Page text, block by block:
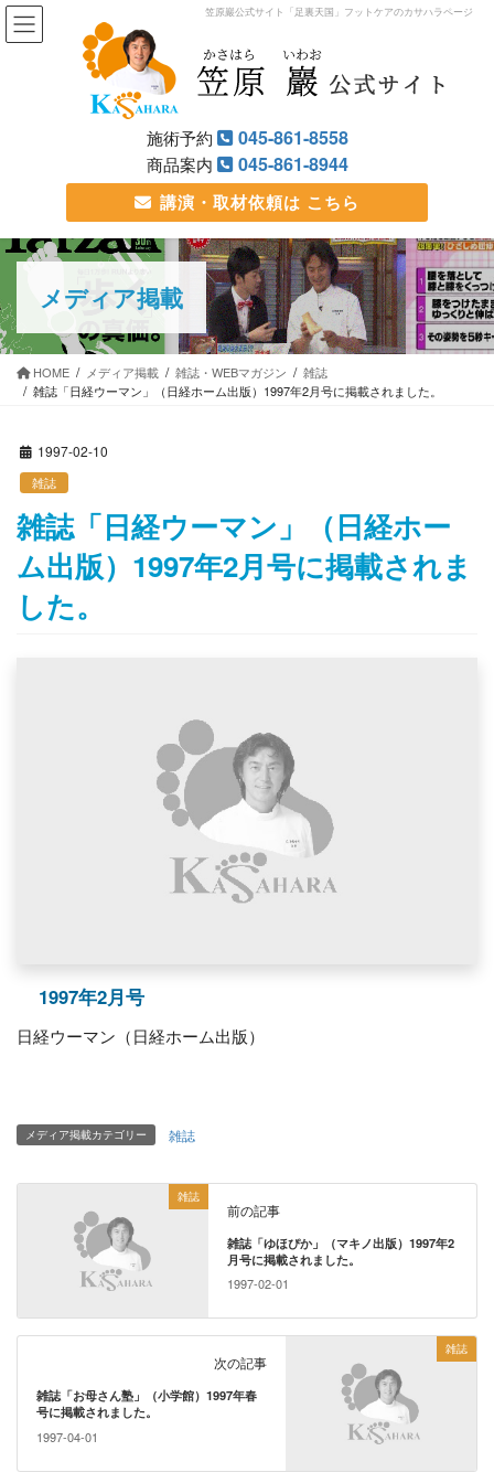
笠原巖公式サイト「足裏天国」フットケアのカサハラページ
施術予約 045-861-8558
商品案内 045-861-8944
講演・取材依頼は こちら
メディア掲載
HOME メディア掲載 雑誌・WEBマガジン
雑誌
雑誌「日経ウーマン」（日経ホーム出版）1997年2月号に掲載されました。
1997-02-10
雑誌
雑誌「日経ウーマン」（日経ホー
ム出版）1997年2月号に掲載されま
した。
1997年2月号
日経ウーマン（日経ホーム出版）
メディア掲載カテゴリー 雑誌
雑誌
前の記事
雑誌「ゆほぴか」（マキノ出版）1997年2
月号に掲載されました。
1997-02-01
雑誌
次の記事
雑誌「お母さん塾」（小学館）1997年春
号に掲載されました。
1997-04-01